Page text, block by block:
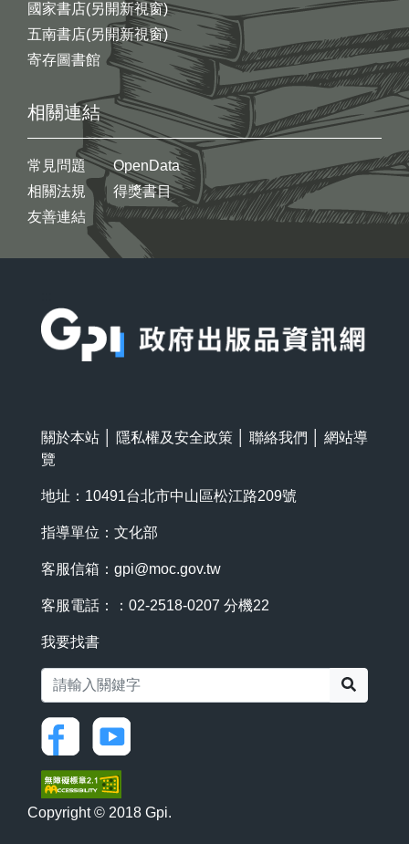
國家書店(另開新視窗)
五南書店(另開新視窗)
寄存圖書館
相關連結
常見問題
相關法規
友善連結
OpenData
得獎書目
關於本站 隱私權及安全政策 聯絡我們
網站導
覽
地址：10491台北市中山區松江路209號
指導單位：文化部
客服信箱： gpi@moc.gov.tw
客服電話：：02-2518-0207 分機22
我要找書
Copyright © 2018 Gpi.